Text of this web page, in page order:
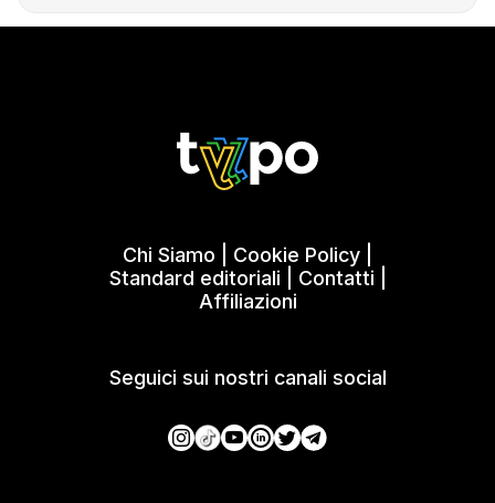
Chi Siamo Cookie Policy
Standard editoriali
Contatti
Affiliazioni
Seguici sui nostri canali social